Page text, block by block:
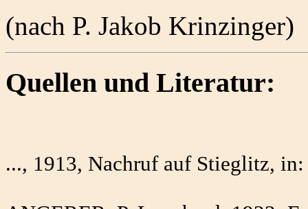
(nach P. Jakob Krinzinger)
Quellen und Literatur:
..., 1913, Nachruf auf Stieglitz,